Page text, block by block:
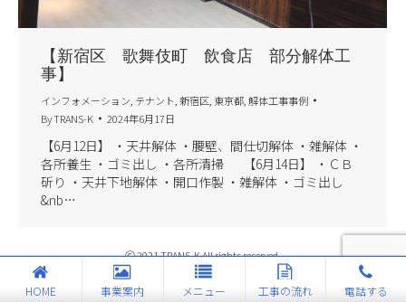
【新宿区 歌舞伎町 飲食店 部分解体工
事】
インフォメーション テナント 新宿区 東京都 解体工事事例
ByTRANS-K 2024年6月17日
【6月12日】 ・天井解体 ・腰壁、間仕切解体 ・雑解体 ・
各所養生 ・ゴミ出し ・各所清掃 【6月14日】 ・ＣＢ
斫り ・天井下地解体 ・開口作製 ・雑解体 ・ゴミ出し
&nb…
Ⓒ 2021 TRANS-K All rights reserved.
HOME 事業案内 メニュー 工事の流れ 電話する